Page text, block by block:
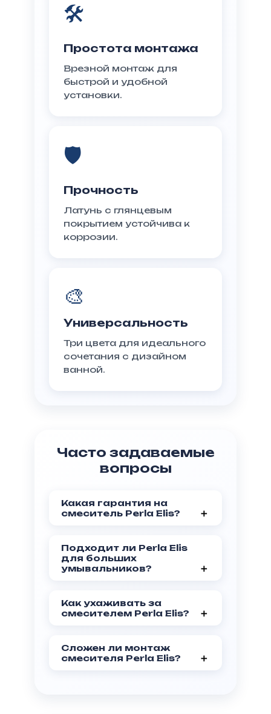
🛠️
Простота монтажа
Врезной монтаж для
быстрой и удобной
установки.
🛡️
Прочность
Латунь с глянцевым
покрытием устойчива к
коррозии.
🎨
Универсальность
Три цвета для идеального
сочетания с дизайном
ванной.
Часто задаваемые
вопросы
Какая гарантия на
смеситель Perla Elis?
предоставляется гарантия 5
лет, что подтверждает его
Подходит ли Perla Elis
для больших
умывальников?
подходят для умывальников
Как ухаживать за
смесителем Perla Elis?
моющими средствами.
Сложен ли монтаж
смесителя Perla Elis?